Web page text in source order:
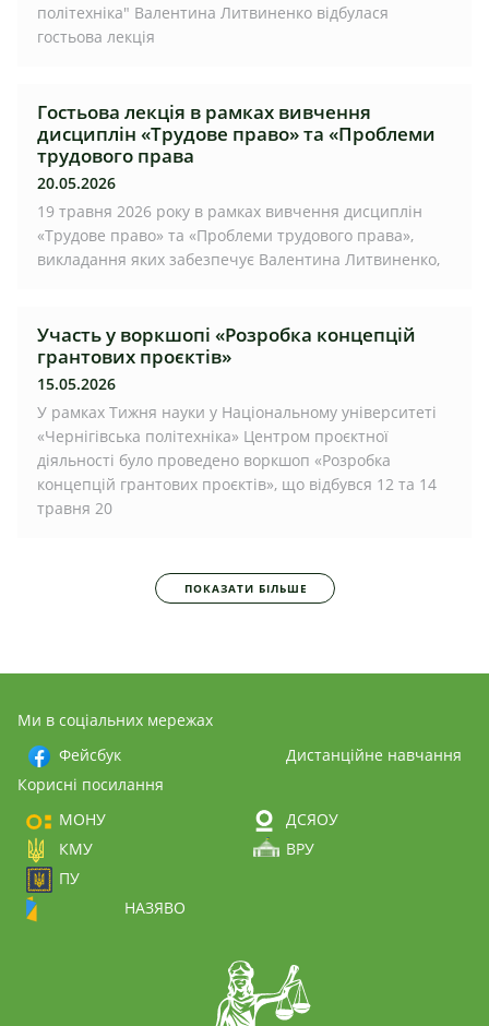
політехніка" Валентина Литвиненко відбулася
гостьова лекція
Гостьова лекція в рамках вивчення
дисциплін «Трудове право» та «Проблеми
трудового права
20.05.2026
19 травня 2026 року в рамках вивчення дисциплін
«Трудове право» та «Проблеми трудового права»,
викладання яких забезпечує Валентина Литвиненко,
Участь у воркшопі «Розробка концепцій
грантових проєктів»
15.05.2026
У рамках Тижня науки у Національному університеті
«Чернігівська політехніка» Центром проєктної
діяльності було проведено воркшоп «Розробка
концепцій грантових проєктів», що відбувся 12 та 14
травня 20
ПОКАЗАТИ БІЛЬШЕ
Ми в соціальних мережах
Фейсбук
Дистанційне навчання
Корисні посилання
МОНУ
ДСЯОУ
КМУ
ВРУ
ПУ
НАЗЯВО